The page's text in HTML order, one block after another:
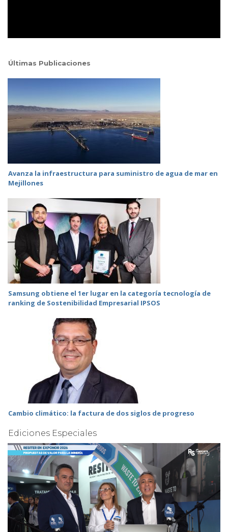
Últimas Publicaciones
Avanza la infraestructura para suministro de agua de mar en
Mejillones
Samsung obtiene el 1er lugar en la categoría tecnología de
ranking de Sostenibilidad Empresarial IPSOS
Cambio climático: la factura de dos siglos de progreso
Ediciones Especiales